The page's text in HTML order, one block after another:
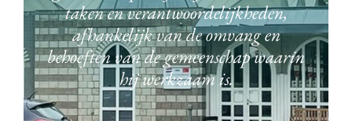
taken en verantwoordelijkheden,
afhankelijk van de omvang en
behoeften van de gemeenschap waarin
hij werkzaam is.